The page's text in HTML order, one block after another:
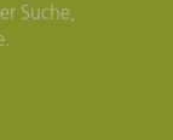
Suche,